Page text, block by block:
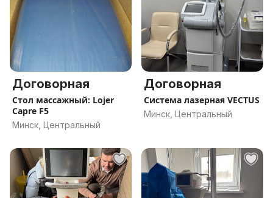
Договорная
Стол массажный: Lojer
Capre F5
Минск, Центральный
Договорная
Система лазерная VECTUS
Минск, Центральный